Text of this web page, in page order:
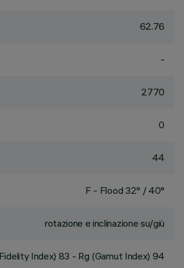
62.76
-
2770
0
44
F - Flood 32° / 40°
rotazione e inclinazione su/giù
Index) 83 - Rg (Gamut Index) 94